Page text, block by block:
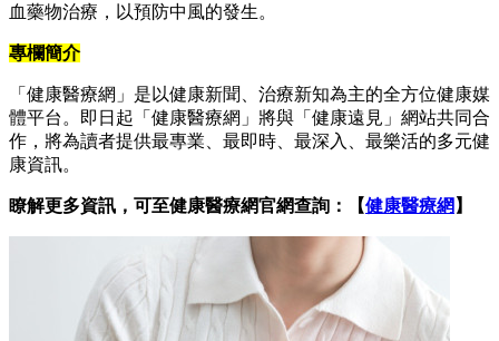
血藥物治療，以預防中風的發生。
專欄簡介
「健康醫療網」是以健康新聞、治療新知為主的全方位健康媒
體平台。即日起「健康醫療網」將與「健康遠見」網站共同合
作，將為讀者提供最專業、最即時、最深入、最樂活的多元健
康資訊。
瞭解更多資訊，可至健康醫療網官網查詢：【健康醫療網 】